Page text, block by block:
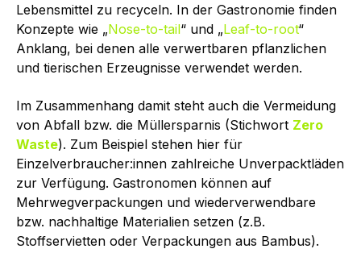
Lebensmittel zu recyceln. In der Gastronomie finden
Konzepte wie „Nose-to-tail“ und „Leaf-to-root“
Anklang, bei denen alle verwertbaren pflanzlichen
und tierischen Erzeugnisse verwendet werden.
Im Zusammenhang damit steht auch die Vermeidung
von Abfall bzw. die Müllersparnis (Stichwort Zero
Waste). Zum Beispiel stehen hier für
Einzelverbraucher:innen zahlreiche Unverpacktläden
zur Verfügung. Gastronomen können auf
Mehrwegverpackungen und wiederverwendbare
bzw. nach­haltige Materialien setzen (z.B.
Stoffservietten oder Verpackungen aus Bambus).